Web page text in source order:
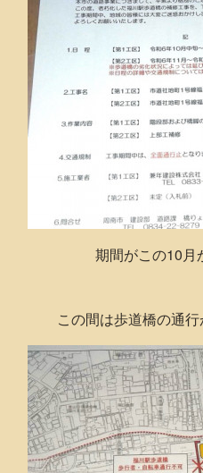
期間がこの10月
この間は歩道橋の通